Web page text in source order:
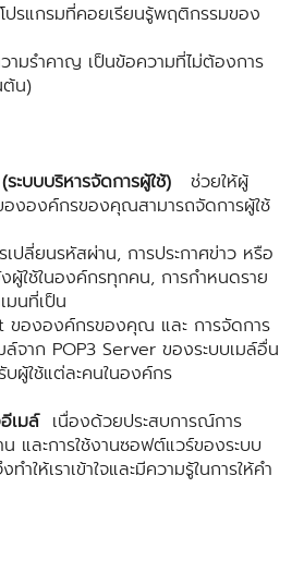
โปรแกรมที่คอยเรียนรู้พฤติกรรมของ
ามรำคาญ เป็นข้อความที่ไม่ต้องการ
ต้น)
ะบบบริหารจัดการผู้ใช้) ช่วยให้ผู้
ององค์กรของคุณสามารถจัดการผู้ใช้
เปลี่ยนรหัสผ่าน, การประกาศข่าว หรือ
ผู้ใช้ในองค์กรทุกคน, การกำหนดราย
มนที่เป็น
ององค์กรของคุณ และ การจัดการ
ล์จาก POP3 Server ของระบบเมล์อื่น
บผู้ใช้แต่ละคนในองค์กร
เมล์ เนื่องด้วยประสบการณ์การ
และการใช้งานซอฟต์แวร์ของระบบ
ำให้เราเข้าใจและมีความรู้ในการให้คำ